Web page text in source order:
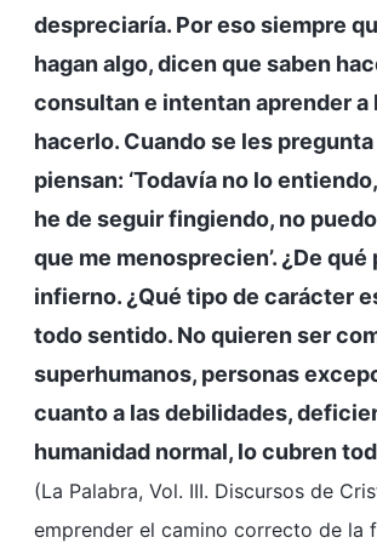
despreciaría. Por eso siempre
hagan algo, dicen que saben
consultan e intentan aprender
hacerlo. Cuando se les
piensan: ‘Todavía no lo
he de seguir fingiendo, no
que me menosprecien’. ¿De
infierno. ¿Qué tipo de carácter
todo sentido. No quieren ser
superhumanos, personas
cuanto a las debilidades,
humanidad normal, lo cubren
(La Palabra, Vol. III. Discursos de
emprender el camino correcto de la